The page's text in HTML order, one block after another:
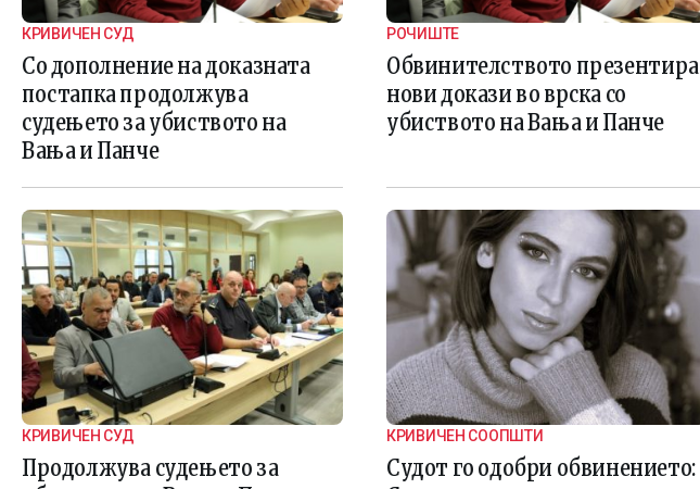
КРИВИЧЕН СУД
Со дополнение на доказната
постапка продолжува
судењето за убиството на
Вања и Панче
РОЧИШТЕ
Обвинителството презентира
нови докази во врска со
убиството на Вања и Панче
КРИВИЧЕН СУД
Продолжува судењето за
КРИВИЧЕН СООПШТИ
Судот го одобри обвинението: